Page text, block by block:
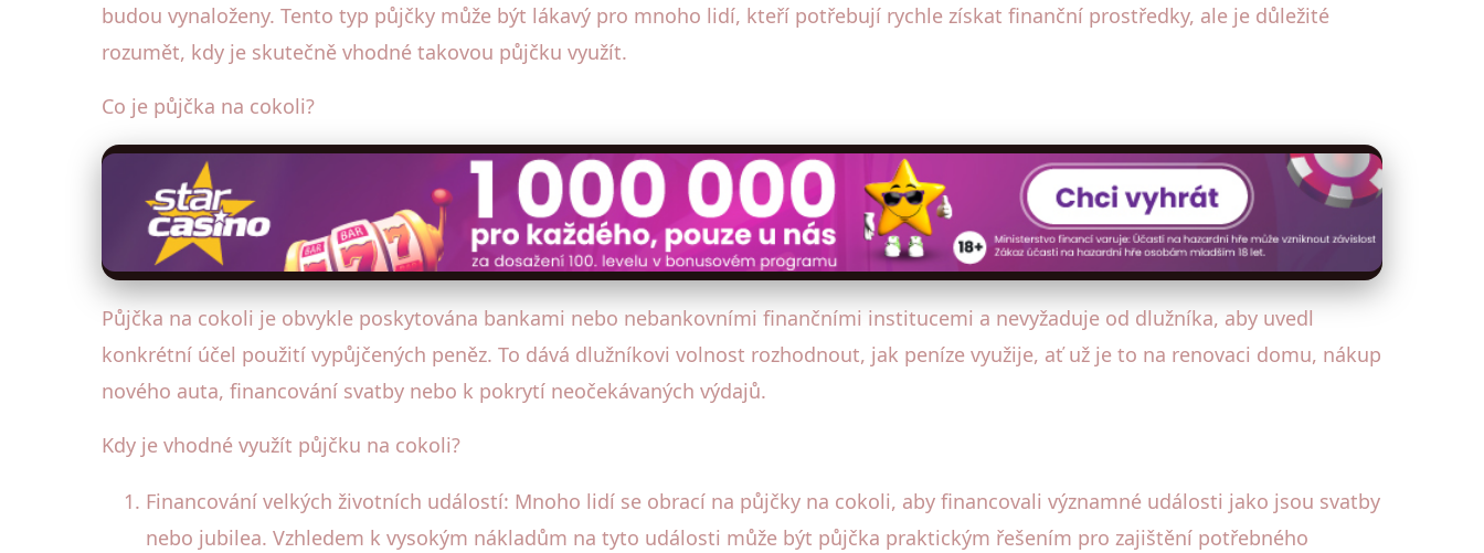
budou vynaloženy. Tento typ půjčky může být lákavý pro mnoho lidí, kteří potřebují rychle získat finanční prostředky, ale je důležité
rozumět, kdy je skutečně vhodné takovou půjčku využít.
Co je půjčka na cokoli?
Půjčka na cokoli je obvykle poskytována bankami nebo nebankovními finančními institucemi a nevyžaduje od dlužníka, aby uvedl
konkrétní účel použití vypůjčených peněz. To dává dlužníkovi volnost rozhodnout, jak peníze využije, ať už je to na renovaci domu, nákup
nového auta, financování svatby nebo k pokrytí neočekávaných výdajů.
Kdy je vhodné využít půjčku na cokoli?
Financování velkých životních událostí: Mnoho lidí se obrací na půjčky na cokoli, aby financovali významné události jako jsou svatby
nebo jubilea. Vzhledem k vysokým nákladům na tyto události může být půjčka praktickým řešením pro zajištění potřebného